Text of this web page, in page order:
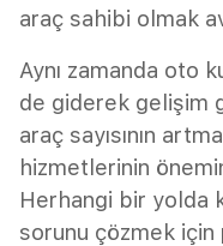
araç sahibi olmak
Aynı zamanda oto
de giderek gelişim
araç sayısının
hizmetlerinin
Herhangi bir yolda
sorunu çözmek